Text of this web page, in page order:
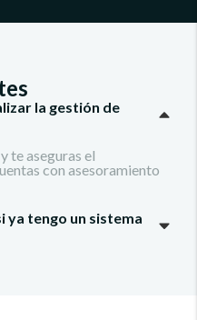
la gestión de
te aseguras el
con asesoramiento
ya tengo un sistema